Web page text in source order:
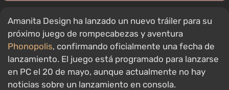
Amanita Design ha lanzado un nuevo tráiler para su
próximo juego de rompecabezas y aventura
Phonopolis, confirmando oficialmente una fecha de
lanzamiento. El juego está programado para lanzarse
en PC el 20 de mayo, aunque actualmente no hay
noticias sobre un lanzamiento en consola.